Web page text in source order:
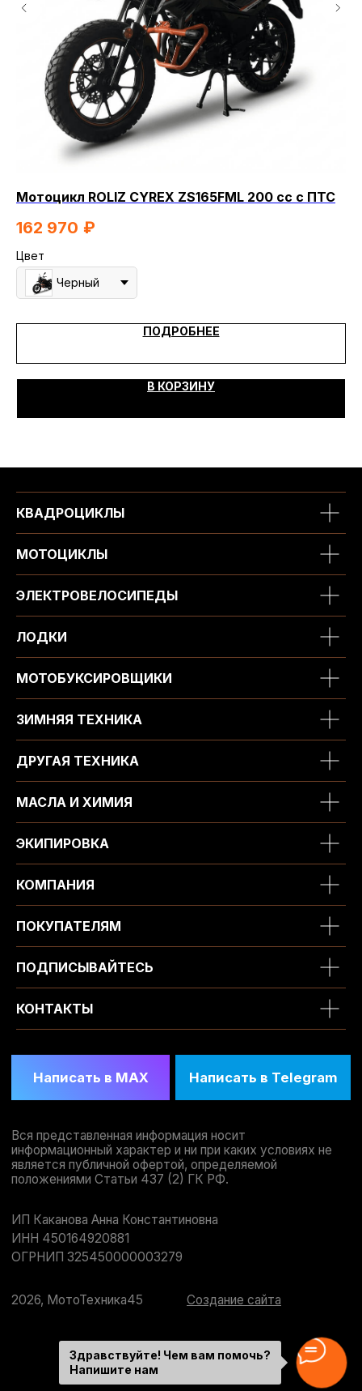
Мотоцикл ROLIZ CYREX ZS165FML 200 сс с ПТС
162 970 ₽
Цвет
Черный
ПОДРОБНЕЕ
В КОРЗИНУ
КВАДРОЦИКЛЫ
МОТОЦИКЛЫ
ЭЛЕКТРОВЕЛОСИПЕДЫ
ЛОДКИ
МОТОБУКСИРОВЩИКИ
ЗИМНЯЯ ТЕХНИКА
ДРУГАЯ ТЕХНИКА
МАСЛА И ХИМИЯ
ЭКИПИРОВКА
КОМПАНИЯ
ПОКУПАТЕЛЯМ
ПОДПИСЫВАЙТЕСЬ
КОНТАКТЫ
Здравствуйте! Чем вам помочь?
Напишите нам